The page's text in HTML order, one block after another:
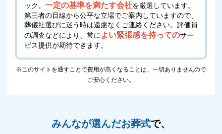
ウィズホール新宮は、新宮市が運営する公営の火葬場
「清浄苑」で火葬をすることが多いです。
清浄苑は車で約4分なので、比較的近い距離にありま
す。
ウィズホール新宮の安置施設について
ための設備があります。
ック。 一定の基準を満たす会社を厳選しています。
第三者の目線から公平な立場でご案内していますので、
葬儀社選びに迷う時は遠慮なくご連絡ください。 評価員
の調査などにより、常に よい緊張感を持ってのサー
ビス提供が期待できます。
※このサイトを通すことで費用が高くなることは、一切ありませんので
ご安心ください。
みんなが選んだお葬式で、